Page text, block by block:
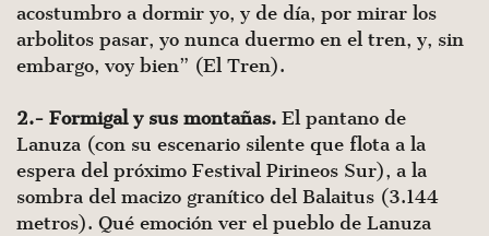
acostumbro a dormir yo, y de día, por mirar los
arbolitos pasar, yo nunca duermo en el tren, y, sin
embargo, voy bien” (El Tren).
2.- Formigal y sus montañas. El pantano de
Lanuza (con su escenario silente que flota a la
espera del próximo Festival Pirineos Sur), a la
sombra del macizo granítico del Balaitus (3.144
metros). Qué emoción ver el pueblo de Lanuza